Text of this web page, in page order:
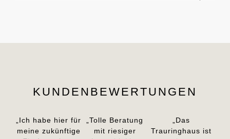
KUNDENBEWERTUNGEN
„Ich habe hier für
meine zukünftige
„Tolle Beratung
mit riesiger
„Das
Trauringhaus ist